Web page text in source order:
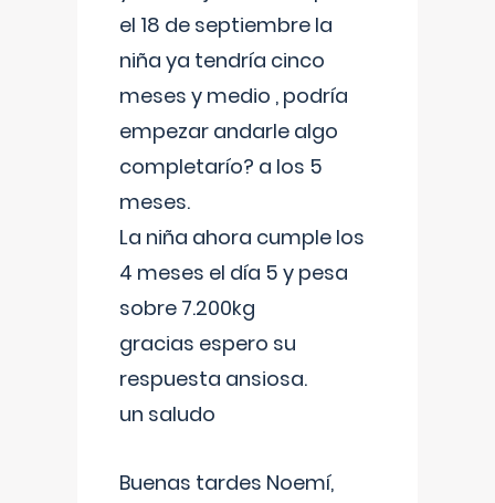
el 18 de septiembre la
niña ya tendría cinco
meses y medio , podría
empezar andarle algo
completarío? a los 5
meses.
La niña ahora cumple los
4 meses el día 5 y pesa
sobre 7.200kg
gracias espero su
respuesta ansiosa.
un saludo
Buenas tardes Noemí,